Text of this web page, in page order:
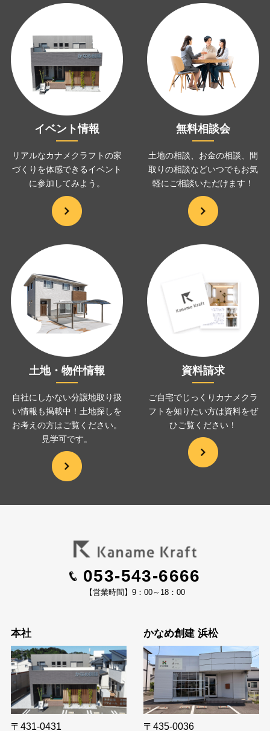
イベント情報
リアルなカナメクラフトの家
づくりを体感できるイベント
に参加してみよう。
無料相談会
土地の相談、お金の相談、
間
取りの相談などいつでもお気
軽にご相談いただけます！
土地・物件情報
自社にしかない分譲地取り扱
い情報も掲載中！土地探しを
お考えの方はご覧ください。
見学可です。
資料請求
ご自宅でじっくりカナメクラ
フトを知りたい方は資料をぜ
ひご覧ください！
053-543-6666
【営業時間】9：00～18：00
本社
〒431-0431
かなめ創建 浜松
〒435-0036